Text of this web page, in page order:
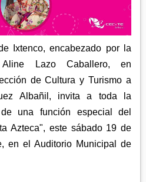
Ixtenco, encabezado por la
Aline Lazo Caballero, en
de Cultura y Turismo a
Albañil, invita a toda la
una función especial del
Azteca", este sábado 19 de
en el Auditorio Municipal de